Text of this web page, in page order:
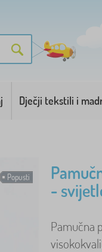
Dječji tekstili i
Popusti
-
Pamučna